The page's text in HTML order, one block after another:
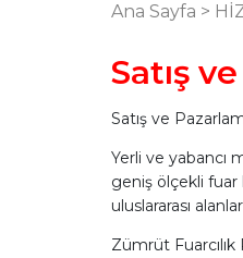
Ana Sayfa >
Satış
Satış ve
Yerli ve yabancı
geniş ölçekli fuar
uluslararası
Zümrüt